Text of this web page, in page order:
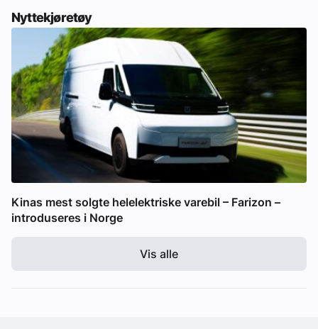
Nyttekjøretøy
Kinas mest solgte helelektriske varebil – Farizon –
introduseres i Norge
Vis alle